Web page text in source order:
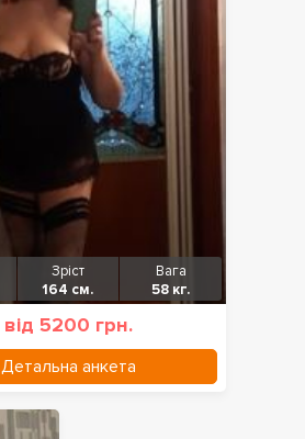
Зріст
164 см.
Вага
58 кг.
від 5200 грн.
Детальна анкета